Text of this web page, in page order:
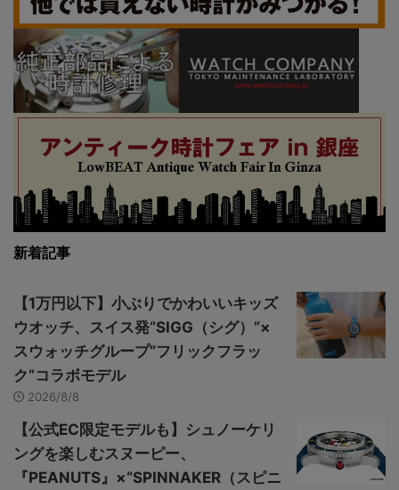
新着記事
【1万円以下】小ぶりでかわいいキッズ
ウオッチ、スイス発“SIGG（シグ）”×
スウォッチグループ“フリックフラッ
ク”コラボモデル
2026/8/8
【公式EC限定モデルも】シュノーケリ
ングを楽しむスヌーピー、
『PEANUTS』×“SPINNAKER（スピニ